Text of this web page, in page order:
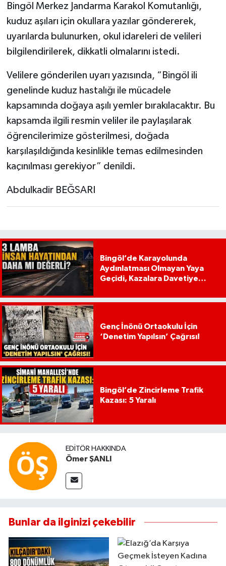
Bingöl Merkez Jandarma Karakol Komutanlığı,
kuduz aşıları için okullara yazılar göndererek,
uyarılarda bulunurken, okul idareleri de velileri
bilgilendirilerek, dikkatli olmalarını istedi.
Velilere gönderilen uyarı yazısında, “Bingöl ili
genelinde kuduz hastalığı ile mücadele
kapsamında doğaya aşılı yemler bırakılacaktır. Bu
kapsamda ilgili resmin veliler ile paylaşılarak
öğrencilerimize gösterilmesi, doğada
karşılaşıldığında kesinlikle temas edilmesinden
kaçınılması gerekiyor” denildi.
Abdulkadir BEĞSARI
Bingöl’de Karayolunda
Aydınlatması Olmayan Yaya
Geçidi, Kazalara Davetiye
Genç İnönü Ortaokulu İçin
‘Denetim Yapılsın’ Çağrısı!
Bingöl’de Zincirleme Trafik
Kazası: 5 Yaralı
EDITÖR HAKKINDA
Ömer ŞANLI
Bunlar da ilginizi çekebilir